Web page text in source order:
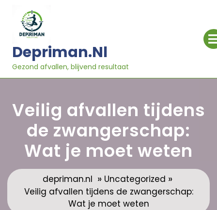
inhoud
Depriman.nl
Gezond afvallen, blijvend resultaat
Veilig afvallen tijdens
de zwangerschap:
Wat je moet weten
depriman.nl » Uncategorized »
Veilig afvallen tijdens de zwangerschap:
Wat je moet weten